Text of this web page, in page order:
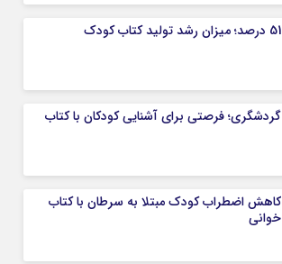
51 درصد؛ میزان رشد تولید کتاب کودک
گردشگری؛ فرصتی برای آشنایی کودکان با کتاب
کاهش اضطراب کودک مبتلا به سرطان با کتاب
خوانی